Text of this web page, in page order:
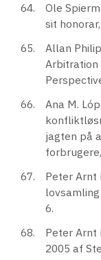
Ole
sit
Allan
Arbitration
Ana M.
jagten på
Peter Arnt
6.
Peter Arnt
2005 af